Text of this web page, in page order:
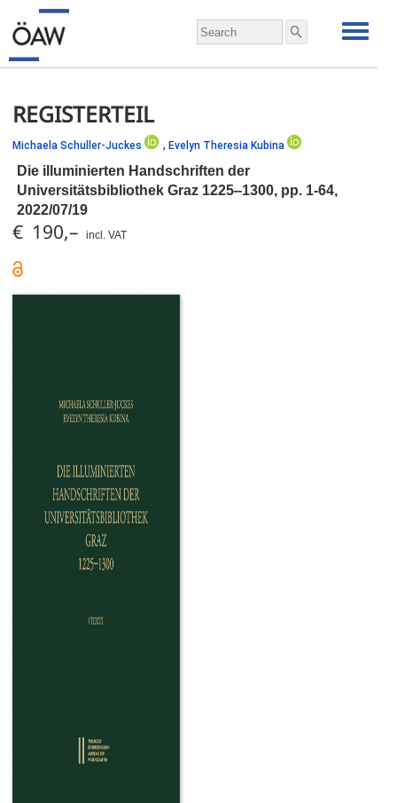
REGISTERTEIL
Michaela Schuller-Juckes , Evelyn Theresia Kubina
Die illuminierten Handschriften der
Universitätsbibliothek Graz 1225‒1300, pp. 1-64,
2022/07/19
€ 190,– incl. VAT